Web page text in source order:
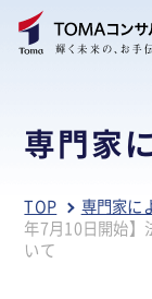
専門家
TOP 専門家に
年7月10日開始】
いて